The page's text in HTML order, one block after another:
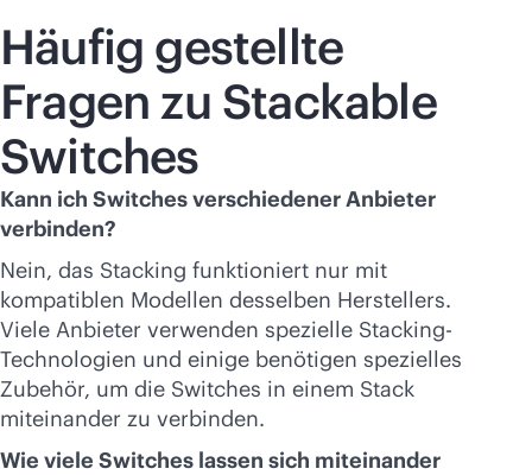
Häufig gestellte
Fragen zu Stackable
Switches
Kann ich Switches verschiedener Anbieter
verbinden?
Nein, das Stacking funktioniert nur mit
kompatiblen Modellen desselben Herstellers.
Viele Anbieter verwenden spezielle Stacking-
Technologien und einige benötigen spezielles
Zubehör, um die Switches in einem Stack
miteinander zu verbinden.
Wie viele Switches lassen sich miteinander